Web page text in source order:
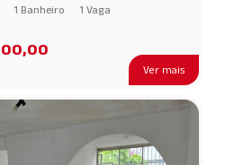
Ver mais
1 Banheiro 1 Vaga